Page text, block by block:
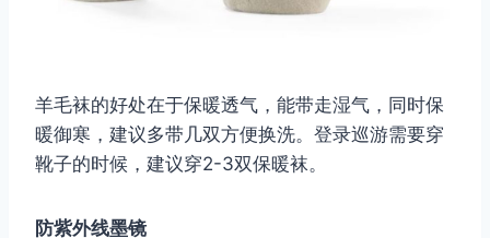
羊毛袜的好处在于保暖透气，能带走湿气，同时保
暖御寒，建议多带几双方便换洗。登录巡游需要穿
靴子的时候，建议穿2-3双保暖袜。
防紫外线墨镜